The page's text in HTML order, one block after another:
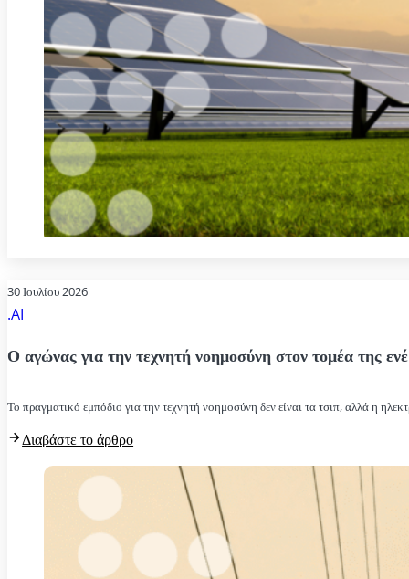
30 Ιουλίου 2026
.AI
Ο αγώνας για την τεχνητή νοημοσύνη στον τομέα της
Το πραγματικό εμπόδιο για την τεχνητή νοημοσύνη δεν είναι τα τσιπ, αλλά η
Διαβάστε το άρθρο